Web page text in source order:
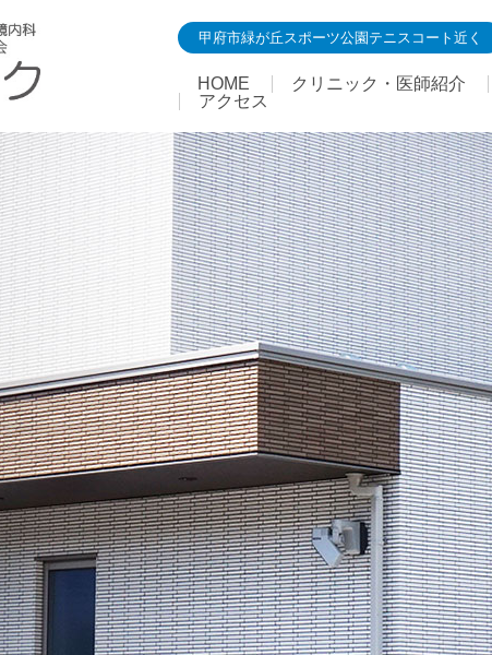
甲府市緑が丘スポーツ公園テニスコート近く
HOME
クリニック・医師紹介
アクセス